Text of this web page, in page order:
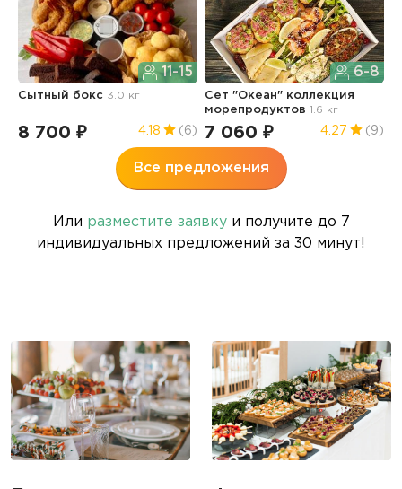
11-15
Сытный бокс 3.0 кг
8 700 ₽ 4.18 (6)
6-8
Сет "Океан" коллекция
морепродуктов1.6 кг
7 060 ₽ 4.27 (9)
Все предложения
Или разместите заявкуи получите до 7
индивидуальных предложений за 30 минут!